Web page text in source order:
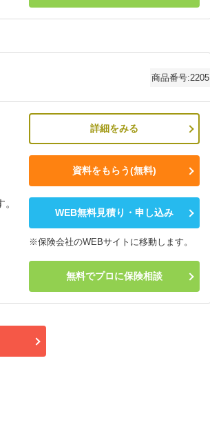
商品番号:2205
詳細をみる
資料をもらう(無料)
WEB無料見積り・申し込み
※保険会社のWEBサイトに移動します。
無料でプロに保険相談